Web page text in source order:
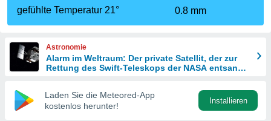
sind.
diese
gefühlte Temperatur 21°
0.8 mm
Astronomie
Alarm im Weltraum: Der private Satellit, der zur
Rettung des Swift-Teleskops der NASA entsandt
Laden Sie die Meteored-App
kostenlos herunter!
Installieren